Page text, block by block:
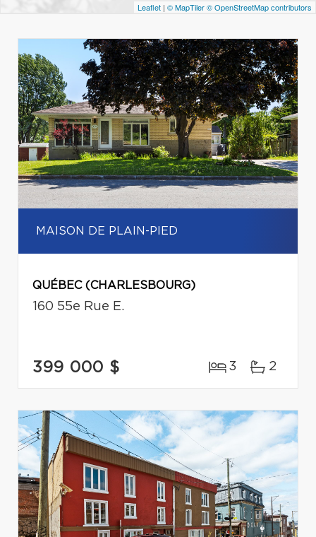
Leaflet | © MapTiler© OpenStreetMap contributors
MAISON DE PLAIN-PIED
QUÉBEC (CHARLESBOURG)
160 55e Rue E.
399 000 $ 3 2